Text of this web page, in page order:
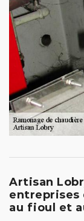
Artisan
entreprises
au fioul et